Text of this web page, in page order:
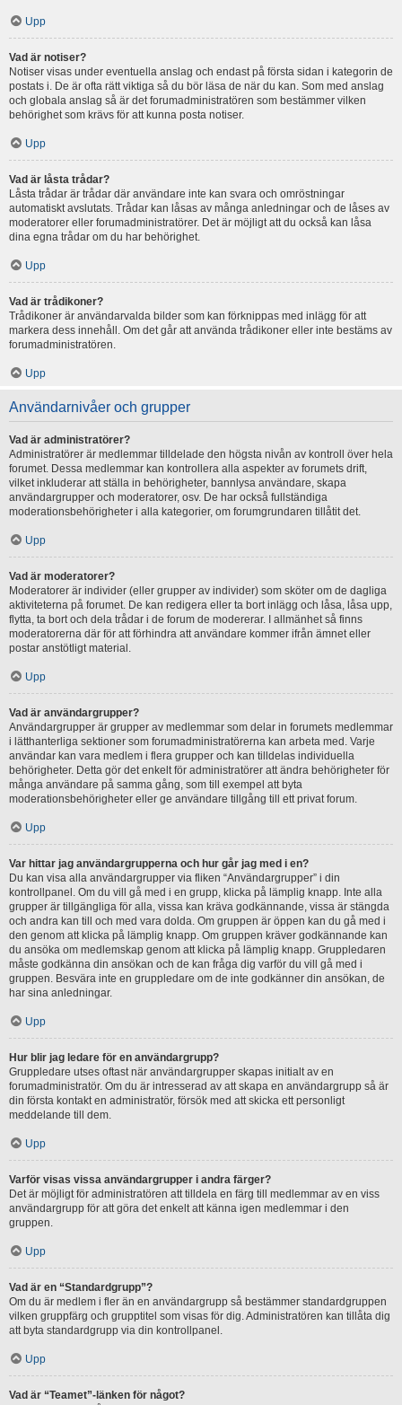
Upp
Vad är notiser?
Notiser visas under eventuella anslag och endast på första sidan i kategorin de
postats i. De är ofta rätt viktiga så du bör läsa de när du kan. Som med anslag
och globala anslag så är det forumadministratören som bestämmer vilken
behörighet som krävs för att kunna posta notiser.
Upp
Vad är låsta trådar?
Låsta trådar är trådar där användare inte kan svara och omröstningar
automatiskt avslutats. Trådar kan låsas av många anledningar och de låses av
moderatorer eller forumadministratörer. Det är möjligt att du också kan låsa
dina egna trådar om du har behörighet.
Upp
Vad är trådikoner?
Trådikoner är användarvalda bilder som kan förknippas med inlägg för att
markera dess innehåll. Om det går att använda trådikoner eller inte bestäms av
forumadministratören.
Upp
Användarnivåer och grupper
Vad är administratörer?
Administratörer är medlemmar tilldelade den högsta nivån av kontroll över hela
forumet. Dessa medlemmar kan kontrollera alla aspekter av forumets drift,
vilket inkluderar att ställa in behörigheter, bannlysa användare, skapa
användargrupper och moderatorer, osv. De har också fullständiga
moderationsbehörigheter i alla kategorier, om forumgrundaren tillåtit det.
Upp
Vad är moderatorer?
Moderatorer är individer (eller grupper av individer) som sköter om de dagliga
aktiviteterna på forumet. De kan redigera eller ta bort inlägg och låsa, låsa upp,
flytta, ta bort och dela trådar i de forum de modererar. I allmänhet så finns
moderatorerna där för att förhindra att användare kommer ifrån ämnet eller
postar anstötligt material.
Upp
Vad är användargrupper?
Användargrupper är grupper av medlemmar som delar in forumets medlemmar
i lätthanterliga sektioner som forumadministratörerna kan arbeta med. Varje
användar kan vara medlem i flera grupper och kan tilldelas individuella
behörigheter. Detta gör det enkelt för administratörer att ändra behörigheter för
många användare på samma gång, som till exempel att byta
moderationsbehörigheter eller ge användare tillgång till ett privat forum.
Upp
Var hittar jag användargrupperna och hur går jag med i en?
Du kan visa alla användargrupper via fliken “Användargrupper” i din
kontrollpanel. Om du vill gå med i en grupp, klicka på lämplig knapp. Inte alla
grupper är tillgängliga för alla, vissa kan kräva godkännande, vissa är stängda
och andra kan till och med vara dolda. Om gruppen är öppen kan du gå med i
den genom att klicka på lämplig knapp. Om gruppen kräver godkännande kan
du ansöka om medlemskap genom att klicka på lämplig knapp. Gruppledaren
måste godkänna din ansökan och de kan fråga dig varför du vill gå med i
gruppen. Besvära inte en gruppledare om de inte godkänner din ansökan, de
har sina anledningar.
Upp
Hur blir jag ledare för en användargrupp?
Gruppledare utses oftast när användargrupper skapas initialt av en
forumadministratör. Om du är intresserad av att skapa en användargrupp så är
din första kontakt en administratör, försök med att skicka ett personligt
meddelande till dem.
Upp
Varför visas vissa användargrupper i andra färger?
Det är möjligt för administratören att tilldela en färg till medlemmar av en viss
användargrupp för att göra det enkelt att känna igen medlemmar i den
gruppen.
Upp
Vad är en “Standardgrupp”?
Om du är medlem i fler än en användargrupp så bestämmer standardgruppen
vilken gruppfärg och grupptitel som visas för dig. Administratören kan tillåta dig
att byta standardgrupp via din kontrollpanel.
Upp
Vad är “Teamet”-länken för något?